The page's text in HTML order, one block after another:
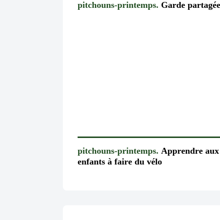
pitchouns-printemps. Garde partagée
pitchouns-printemps. ​​​​​​​Apprendre aux
enfants à faire du vélo